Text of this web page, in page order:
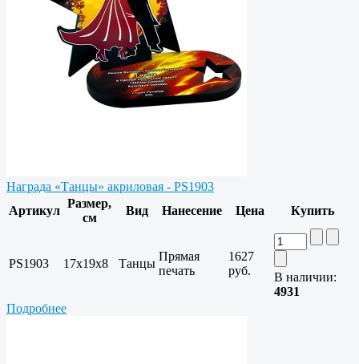
Награда «Танцы» акриловая - PS1903
Артикул
Размер,
см
Вид Нанесение Цена Купить
PS1903 17х19х8 Танцы
Прямая
печать
1627
руб.
В наличии:
4931
Подробнее